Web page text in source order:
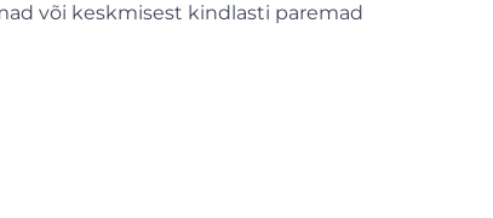
või keskmisest kindlasti paremad